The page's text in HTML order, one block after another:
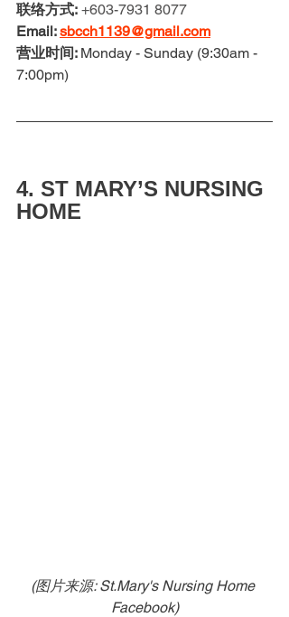
联络方式: +603-7931 8077
Email: sbcch1139@gmail.com
营业时间: Monday - Sunday (9:30am -
7:00pm)
4. ST MARY’S NURSING
HOME
(图片来源: St.Mary's Nursing Home
Facebook)